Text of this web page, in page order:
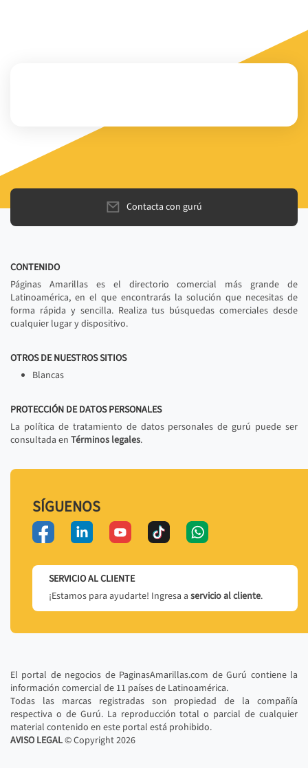
Contacta con gurú
CONTENIDO
Páginas Amarillas es el directorio comercial más grande de
Latinoamérica, en el que encontrarás la solución que necesitas de
forma rápida y sencilla. Realiza tus búsquedas comerciales desde
cualquier lugar y dispositivo.
OTROS DE NUESTROS SITIOS
Blancas
PROTECCIÓN DE DATOS PERSONALES
La política de tratamiento de datos personales de gurú puede ser
consultada en Términos legales.
SÍGUENOS
SERVICIO AL CLIENTE
¡Estamos para ayudarte! Ingresa a servicio al cliente.
El portal de negocios de PaginasAmarillas.com de Gurú contiene la
información comercial de 11 países de Latinoamérica.
Todas las marcas registradas son propiedad de la compañía
respectiva o de Gurú. La reproducción total o parcial de cualquier
material contenido en este portal está prohibido.
AVISO LEGAL© Copyright2026